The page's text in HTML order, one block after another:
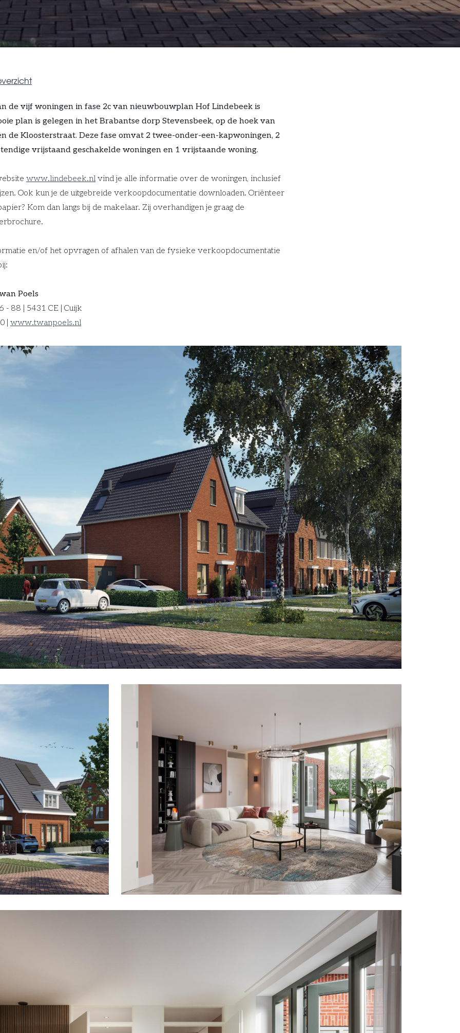
de vijf woningen in fase 2c van nieuwbouwplan Hof Lindebeek is
plan is gelegen in het Brabantse dorp Stevensbeek, op de hoek van
de Kloosterstraat. Deze fase omvat 2 twee-onder-een-kapwoningen, 2
vrijstaand geschakelde woningen en 1 vrijstaande woning.
www.lindebeek.nl vind je alle informatie over de woningen, inclusief
Ook kun je de uitgebreide verkoopdocumentatie downloaden. Oriënteer
Kom dan langs bij de makelaar. Zij overhandigen je graag de
en/of het opvragen of afhalen van de fysieke verkoopdocumentatie
Poels
- 88 | 5431 CE | Cuijk
| www.twanpoels.nl